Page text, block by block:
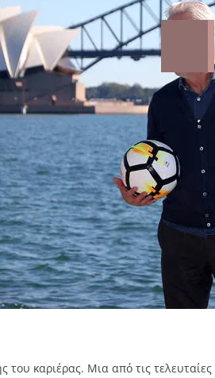
του καριέρας. Μια από τις